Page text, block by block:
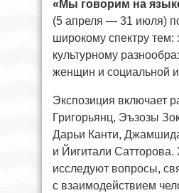
«Мы говорим на
(5 апреля — 31 июля)
широкому спектру тем:
культурному
женщин и социальной
Экспозиция включает
Григорьянц, Эъзозы
Дарьи Канти,
и Йигитали Сатторова.
исследуют вопросы,
с взаимодействием